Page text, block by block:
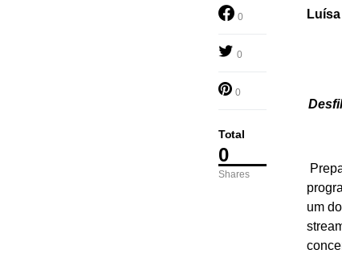
Total
0
Shares
0
0
0
um